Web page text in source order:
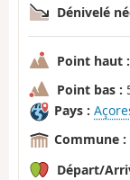
Dénivelé
Point haut :
Point bas :
Pays :
Commune :
Départ/